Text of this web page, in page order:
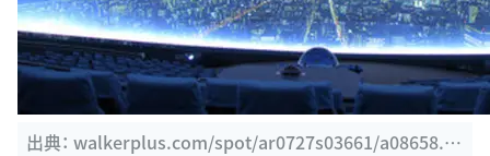
出典： walkerplus.com/spot/ar0727s03661/a08658.ht